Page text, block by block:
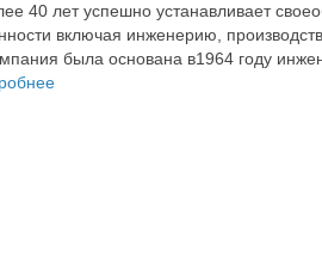
40 лет успешно устанавливает
включая инженерию,
была основана в1964 году